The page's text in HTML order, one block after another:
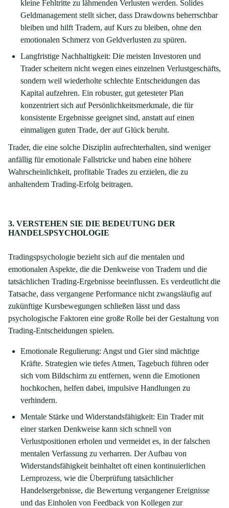
kleine Fehltritte zu lähmenden Verlusten werden. Solides
Geldmanagement stellt sicher, dass Drawdowns beherrschbar
bleiben und hilft Tradern, auf Kurs zu bleiben, ohne den
emotionalen Schmerz von Geldverlusten zu spüren.
Langfristige Nachhaltigkeit: Die meisten Investoren und
Trader scheitern nicht wegen eines einzelnen Verlustgeschäfts,
sondern weil wiederholte schlechte Entscheidungen das
Kapital aufzehren. Ein robuster, gut getesteter Plan
konzentriert sich auf Persönlichkeitsmerkmale, die für
konsistente Ergebnisse geeignet sind, anstatt auf einen
einmaligen guten Trade, der auf Glück beruht.
Trader, die eine solche Disziplin aufrechterhalten, sind weniger
anfällig für emotionale Fallstricke und haben eine höhere
Wahrscheinlichkeit, profitable Trades zu erzielen, die zu
anhaltendem Trading-Erfolg beitragen.
3. VERSTEHEN SIE DIE BEDEUTUNG DER
HANDELSPSYCHOLOGIE
Tradingspsychologie bezieht sich auf die mentalen und
emotionalen Aspekte, die die Denkweise von Tradern und die
tatsächlichen Trading-Ergebnisse beeinflussen. Es verdeutlicht die
Tatsache, dass vergangene Performance nicht zwangsläufig auf
zukünftige Kursbewegungen schließen lässt und dass
psychologische Faktoren eine große Rolle bei der Gestaltung von
Trading-Entscheidungen spielen.
Emotionale Regulierung: Angst und Gier sind mächtige
Kräfte. Strategien wie tiefes Atmen, Tagebuch führen oder
sich vom Bildschirm zu entfernen, wenn die Emotionen
hochkochen, helfen dabei, impulsive Handlungen zu
verhindern.
Mentale Stärke und Widerstandsfähigkeit: Ein Trader mit
einer starken Denkweise kann sich schnell von
Verlustpositionen erholen und vermeidet es, in der falschen
mentalen Verfassung zu verharren. Der Aufbau von
Widerstandsfähigkeit beinhaltet oft einen kontinuierlichen
Lernprozess, wie die Überprüfung tatsächlicher
Handelsergebnisse, die Bewertung vergangener Ereignisse
und das Einholen von Feedback von Kollegen zur